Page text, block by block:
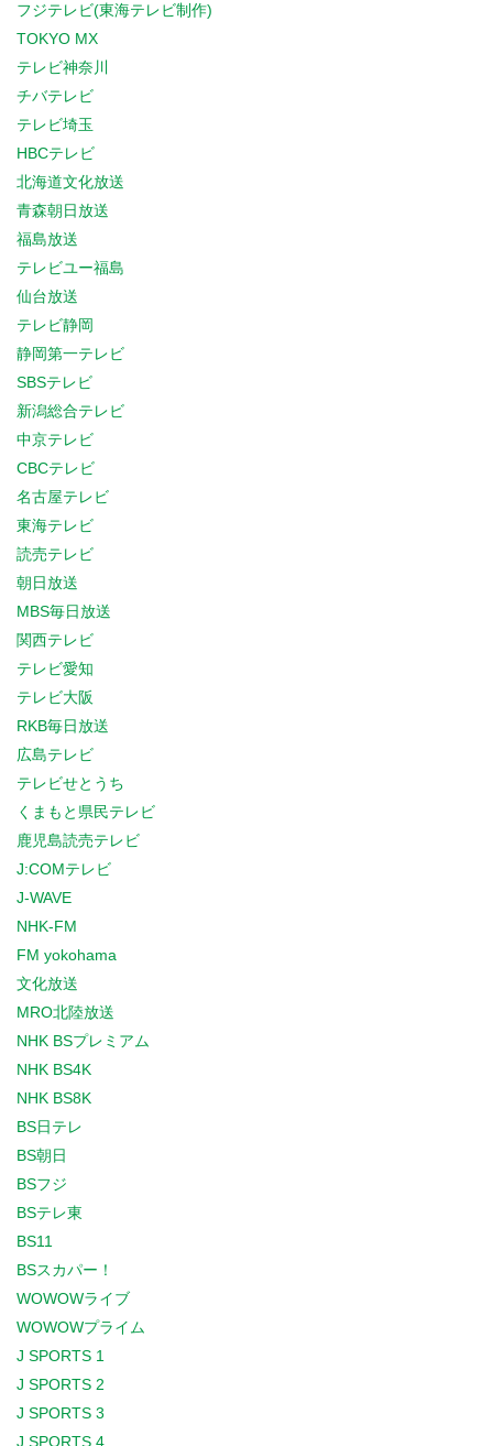
フジテレビ(東海テレビ制作)
TOKYO MX
テレビ神奈川
チバテレビ
テレビ埼玉
HBCテレビ
北海道文化放送
青森朝日放送
福島放送
テレビユー福島
仙台放送
テレビ静岡
静岡第一テレビ
SBSテレビ
新潟総合テレビ
中京テレビ
CBCテレビ
名古屋テレビ
東海テレビ
読売テレビ
朝日放送
MBS毎日放送
関西テレビ
テレビ愛知
テレビ大阪
RKB毎日放送
広島テレビ
テレビせとうち
くまもと県民テレビ
鹿児島読売テレビ
J:COMテレビ
J-WAVE
NHK-FM
FM yokohama
文化放送
MRO北陸放送
NHK BSプレミアム
NHK BS4K
NHK BS8K
BS日テレ
BS朝日
BSフジ
BSテレ東
BS11
BSスカパー！
WOWOWライブ
WOWOWプライム
J SPORTS 1
J SPORTS 2
J SPORTS 3
J SPORTS 4